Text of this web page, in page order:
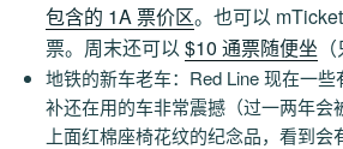
包含的 1A 票价区。也可以
票。周末还可以 $10 通票随便坐
地铁的新车老车：Red Line 现在一
补还在用的车非常震撼（过一两年会
上面红棉座椅花纹的纪念品，看到